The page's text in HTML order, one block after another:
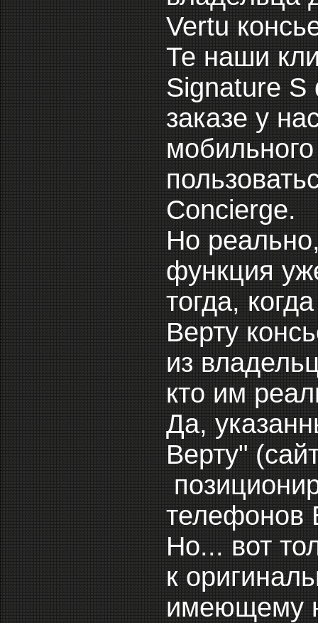
Vertu
Те наши
Signature S
заказе у
Concierge.
Но
функция
тогда,
Верту
из
кто им
Да,
Верту"
телефонов
Но... вот
к
имеющему